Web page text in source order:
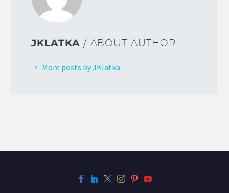
JKLATKA / ABOUT AUTHOR
More posts by JKlatka